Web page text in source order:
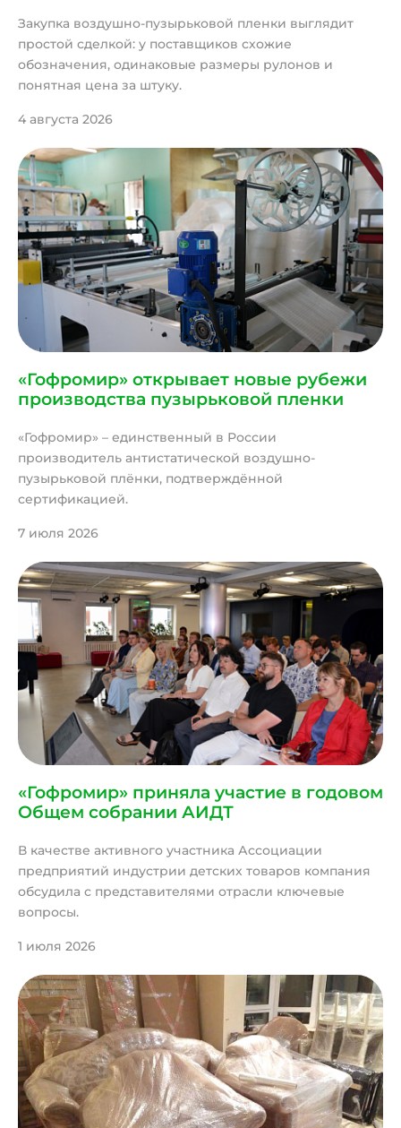
Закупка воздушно-пузырьковой пленки выглядит
простой сделкой: у поставщиков схожие
обозначения, одинаковые размеры рулонов и
понятная цена за штуку.
4 августа 2026
«Гофромир» открывает новые рубежи
производства пузырьковой пленки
«Гофромир» – единственный в России
производитель антистатической воздушно-
пузырьковой плёнки, подтверждённой
сертификацией.
7 июля 2026
«Гофромир» приняла участие в годовом
Общем собрании АИДТ
В качестве активного участника Ассоциации
предприятий индустрии детских товаров компания
обсудила с представителями отрасли ключевые
вопросы.
1 июля 2026